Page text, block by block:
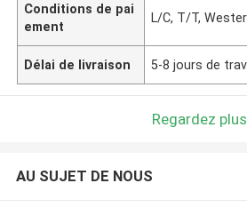
Conditions de pai
ement
L/C, T/T,
Délai de livraison 5-8 jours de
Regardez plus
AU SUJET DE NOUS